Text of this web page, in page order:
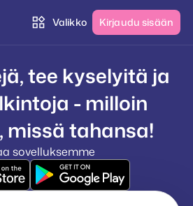
Valikko Kirjaudu sisään
tee kyselyitä ja
- milloin
missä tahansa!
sovelluksemme